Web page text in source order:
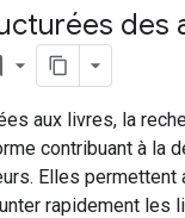
des
aux livres, la
contribuant à la
Elles permettent
rapidement les